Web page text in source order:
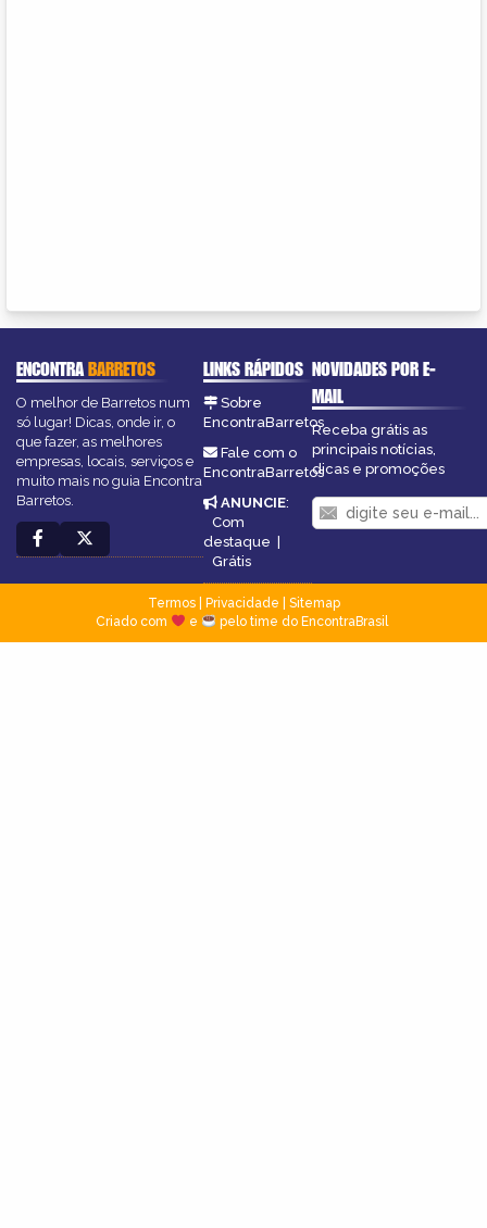
ENCONTRABARRETOS
O melhor de Barretos num
só lugar! Dicas, onde ir, o
que fazer, as melhores
empresas, locais, serviços e
muito mais no guia Encontra
Barretos.
LINKS RÁPIDOS
Sobre
EncontraBarretos
Fale com o
EncontraBarretos
ANUNCIE:
Com
destaque
Grátis
NOVIDADES POR E-
MAIL
Receba grátis as
principais notícias,
dicas e promoções
Termos| Privacidade
Sitemap
Criado com
e pelo time do EncontraBrasil